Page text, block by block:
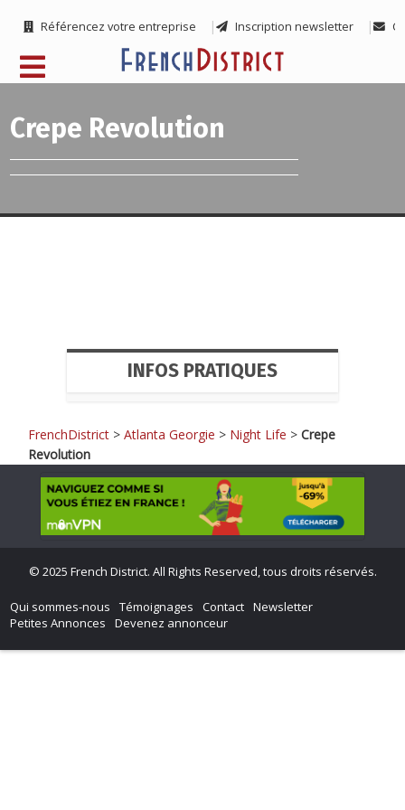
Référencez votre entreprise Inscription newsletter
Crepe Revolution
INFOS PRATIQUES
FrenchDistrict >Atlanta Georgie > Night Life >Crepe
Revolution
© 2025 French District. All Rights Reserved, tous droits réservés.
Qui sommes-nous Témoignages Contact Newsletter
Petites Annonces
Devenez annonceur